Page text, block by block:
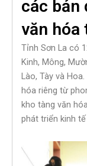
các bản
văn hóa
Tỉnh Sơn La có
Kinh, Mông,
Lào, Tày và
hóa riêng từ
kho tàng văn
phát triển kinh